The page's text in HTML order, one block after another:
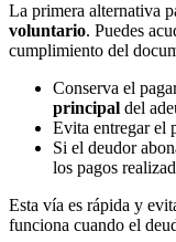
La primera alternativa
voluntario. Puedes
cumplimiento del
Conserva el
principal del
Evita entregar el
Si el deudor
los pagos
Esta vía es rápida y
funciona cuando el